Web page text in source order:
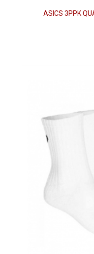
ASICS 3PPK